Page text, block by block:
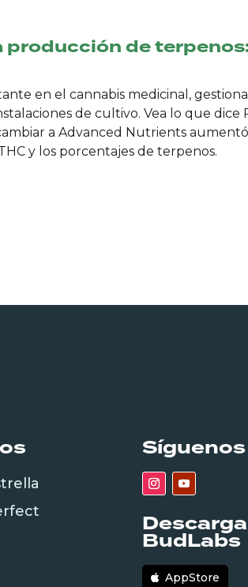
producción de
en el cannabis medicinal,
de cultivo. Vea lo que dice
a Advanced Nutrients
y los porcentajes de terpenos.
Síguenos
Descarga
BudLabs
AppStore